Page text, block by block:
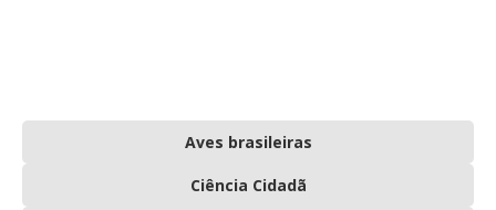
Aves brasileiras
Ciência Cidadã